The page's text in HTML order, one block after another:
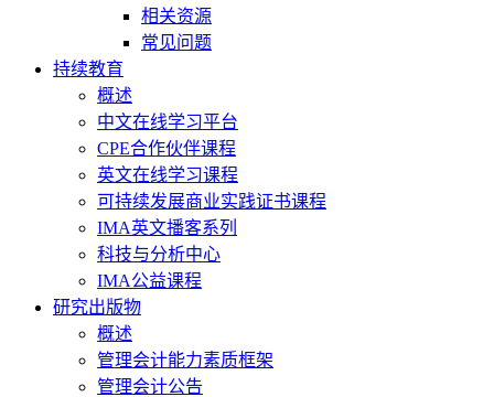
相关资源
常见问题
持续教育
概述
中文在线学习平台
CPE合作伙伴课程
英文在线学习课程
可持续发展商业实践证书课程
IMA英文播客系列
科技与分析中心
IMA公益课程
研究出版物
概述
管理会计能力素质框架
管理会计公告